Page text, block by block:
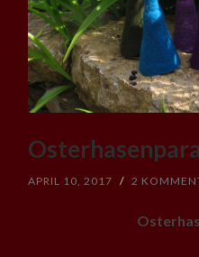
APRIL 10, 2017 / 2